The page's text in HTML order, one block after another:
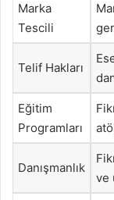
Marka
Tescili
Telif Hakları
Eğitim
Programları
Danışmanlık
ve